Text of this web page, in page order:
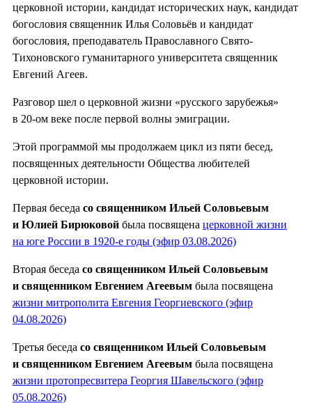
церковной истории, кандидат исторических наук, кандидат
богословия священник Илья Соловьёв и кандидат
богословия, преподаватель Православного Свято-
Тихоновского гуманитарного университета священник
Евгений Агеев.
Разговор шел о церковной жизни «русского зарубежья»
в 20-ом веке после первой волны эмиграции.
Этой программой мы продолжаем цикл из пяти бесед,
посвященных деятельности Общества любителей
церковной истории.
Первая беседа со священником Ильей Соловьевым
и Юлией Бирюковой была посвящена церковной жизни
на юге России в 1920-е годы (эфир 03.08.2026)
Вторая беседа со священником Ильей Соловьевым
и священником Евгением Агеевым была посвящена
жизни митрополита Евгения Георгиевского (эфир
04.08.2026)
Третья беседа со священником Ильей Соловьевым
и священником Евгением Агеевым была посвящена
жизни протопресвитера Георгия Шавельского (эфир
05.08.2026)